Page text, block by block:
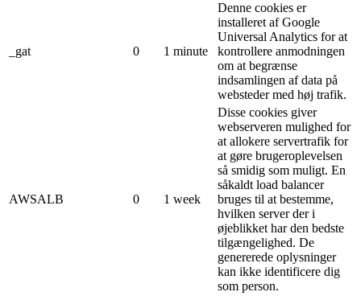
_gat 0 1 minute
Denne cookies er
installeret af Google
Universal Analytics for at
kontrollere anmodningen
om at begrænse
indsamlingen af ​​data på
websteder med høj trafik.
AWSALB 0 1 week
Disse cookies giver
webserveren mulighed for
at allokere servertrafik for
at gøre brugeroplevelsen
så smidig som muligt. En
såkaldt load balancer
bruges til at bestemme,
hvilken server der i
øjeblikket har den bedste
tilgængelighed. De
genererede oplysninger
kan ikke identificere dig
som person.